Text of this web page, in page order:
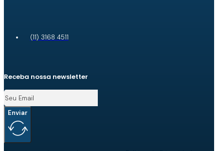
(11) 3168 4511
Receba nossa newsletter
Enviar